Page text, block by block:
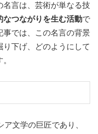
名言は、芸術が単なる技
なつながりを生む活動で
事では、この名言の背景
下げ、どのようにして
ア文学の巨匠であり、